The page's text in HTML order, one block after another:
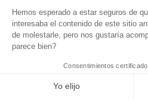
Mis
Hemos esperado a estar seguros de
interesaba el contenido de este sitio
de molestarle, pero nos gustaría
parece bien?
Consentimientos
Yo elijo